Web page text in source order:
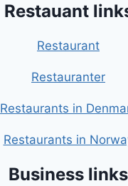
Restauant
Restaurant
Restauranter
Restaurants in
Restaurants in
Business links